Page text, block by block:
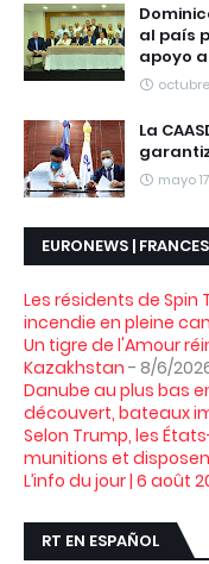
al país
apoyo
La
mayo
EURONEWS | FRANCES
Les résidents de
incendie en pleine
Un tigre de l'Amour
Kazakhstan - 8/6/
Danube au plus bas
découvert, bateaux
Selon Trump, les
munitions et
L’info du jour | 6 août
RT EN ESPAÑOL